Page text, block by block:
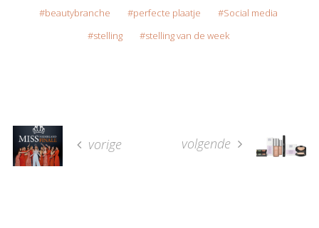
beautybranche perfecte plaatje
Social media
stelling
stelling van de week
vorige volgende